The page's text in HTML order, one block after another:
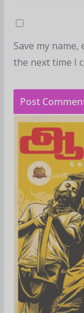
Save my
the next time I